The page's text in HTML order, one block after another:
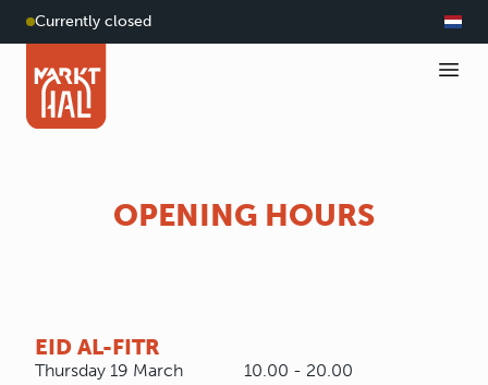
Currently closed
OPENING HOURS
EID AL-FITR
Thursday 19 March
10.00 - 20.00